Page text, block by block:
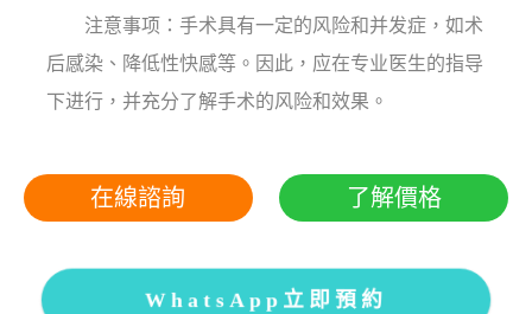
注意事项：手术具有一定的风险和并发症，如术
后感染、降低性快感等。因此，应在专业医生的指导
下进行，并充分了解手术的风险和效果。
在線諮詢 了解價格
WhatsApp立即預約